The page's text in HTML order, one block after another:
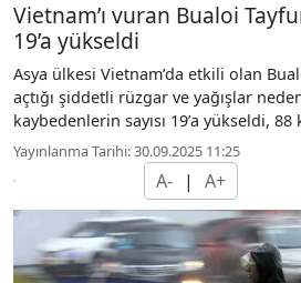
Vietnam’ı vuran Bualoi
19’a yükseldi
Asya ülkesi Vietnam’da etkili olan
açtığı şiddetli rüzgar ve yağışlar
kaybedenlerin sayısı 19’a yükseldi, 88
Yayınlanma Tarihi: 30.09.2025 11:25
A- | A+